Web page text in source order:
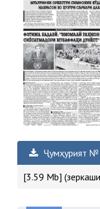
Ҷумҳурият
[3.59 Mb]